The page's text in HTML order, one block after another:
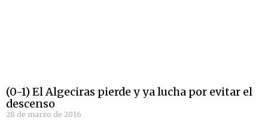
(0-1) El Algeciras pierde y ya lucha por evitar el
descenso
28 de marzo de 2016